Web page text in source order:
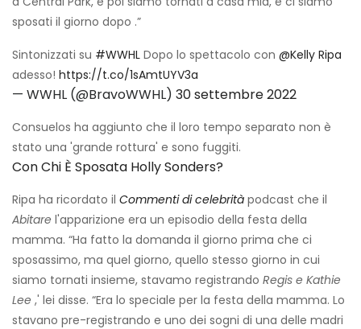
sposati il ​​giorno dopo .”
Sintonizzati su #WWHL Dopo lo spettacolo con @Kelly Ripa
adesso! https://t.co/1sAmtUYV3a
— WWHL (@BravoWWHL) 30 settembre 2022
Consuelos ha aggiunto che il loro tempo separato non è
stato una 'grande rottura' e sono fuggiti.
Con Chi È Sposata Holly Sonders?
Ripa ha ricordato il Commenti di celebrità podcast che il
Abitare l'apparizione era un episodio della festa della
mamma. “Ha fatto la domanda il giorno prima che ci
sposassimo, ma quel giorno, quello stesso giorno in cui
siamo tornati insieme, stavamo registrando Regis e Kathie
Lee ,' lei disse. “Era lo speciale per la festa della mamma. Lo
stavano pre-registrando e uno dei sogni di una delle madri